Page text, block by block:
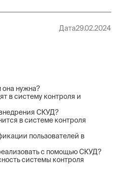
Дата29.02.2024
нужна?
в систему контроля и
СКУД?
в системе контроля
пользователей в
с помощью СКУД?
системы контроля